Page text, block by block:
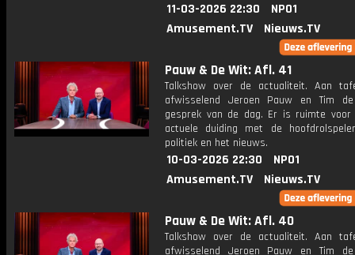
11-03-2026 22:30
NPO1
Amusement.TV
Nieuws.TV
Pauw & De Wit: Afl. 41
Talkshow over de actualiteit. Aan
afwisselend Jeroen Pauw en Tim
gesprek van de dag. Er is ruimte
actuele duiding met de
politiek en het nieuws.
10-03-2026 22:30
NPO1
Amusement.TV
Nieuws.TV
Pauw & De Wit: Afl. 40
Talkshow over de actualiteit. Aan
afwisselend Jeroen Pauw en Tim